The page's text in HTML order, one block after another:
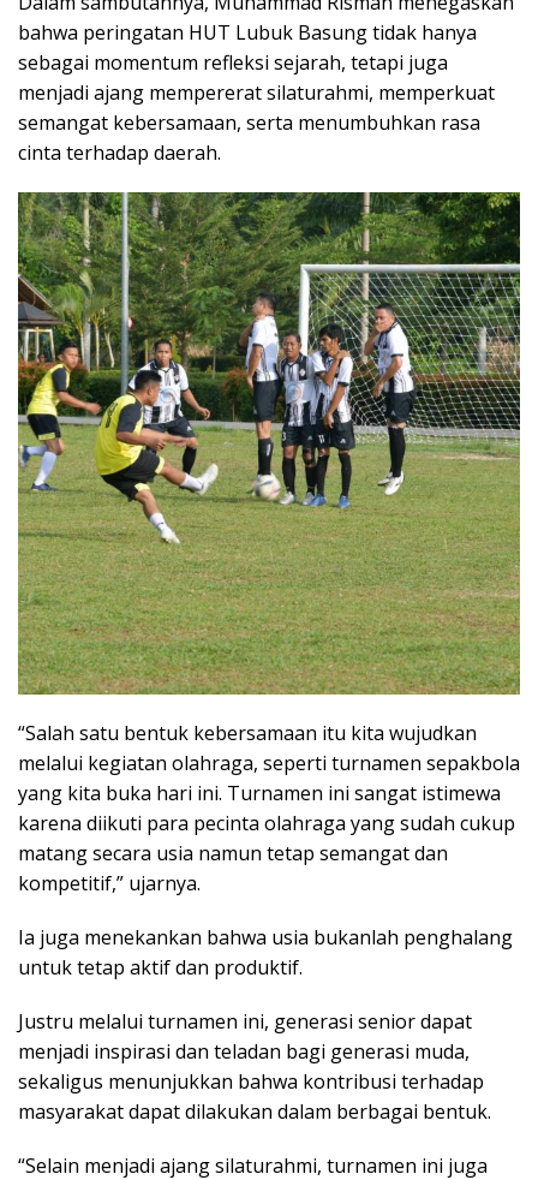
bahwa peringatan HUT Lubuk Basung tidak hanya
sebagai momentum refleksi sejarah, tetapi juga
menjadi ajang mempererat silaturahmi, memperkuat
semangat kebersamaan, serta menumbuhkan rasa
cinta terhadap daerah.
“Salah satu bentuk kebersamaan itu kita wujudkan
melalui kegiatan olahraga, seperti turnamen sepakbola
yang kita buka hari ini. Turnamen ini sangat istimewa
karena diikuti para pecinta olahraga yang sudah cukup
matang secara usia namun tetap semangat dan
kompetitif,” ujarnya.
Ia juga menekankan bahwa usia bukanlah penghalang
untuk tetap aktif dan produktif.
Justru melalui turnamen ini, generasi senior dapat
menjadi inspirasi dan teladan bagi generasi muda,
sekaligus menunjukkan bahwa kontribusi terhadap
masyarakat dapat dilakukan dalam berbagai bentuk.
“Selain menjadi ajang silaturahmi, turnamen ini juga